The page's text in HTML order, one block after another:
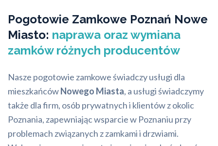
Pogotowie Zamkowe Poznań Nowe
Miasto: naprawa oraz wymiana
zamków różnych producentów
Nasze pogotowie zamkowe świadczy usługi dla
mieszkańcówNowego Miasta, a usługi świadczymy
także dla firm, osób prywatnych i klientów z okolic
Poznania, zapewniając wsparcie w Poznaniu przy
problemach związanych z zamkami i drzwiami.